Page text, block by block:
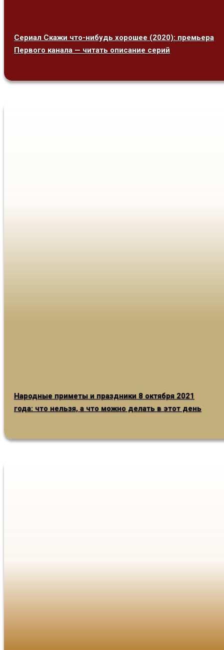
Сериал Скажи что-нибудь хорошее (2020): премьера
Первого канала — читать описание серий
Народные приметы и праздники 8 октября 2021
года: что нельзя, а что можно делать в этот день